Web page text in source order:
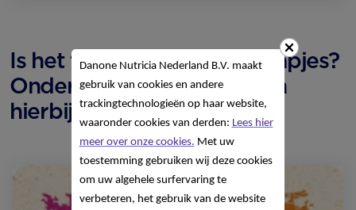
Is het tijd voor de eerste hapjes?
Onderstaande tools helpen
hierbij!
Danone Nutricia Nederland B.V. maakt
gebruik van cookies en andere
trackingtechnologieën op haar website,
waaronder cookies van derden: Lees hier
meer over onze cookies. Met uw
toestemming gebruiken wij deze cookies
om uw algehele surfervaring te
verbeteren, het gebruik van de website